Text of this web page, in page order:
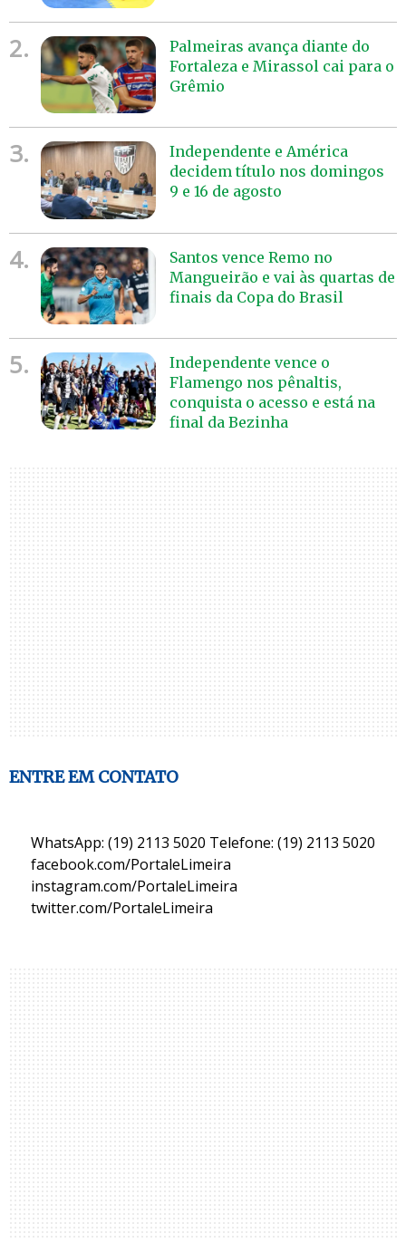
2.
Palmeiras avança diante do
Fortaleza e Mirassol cai para o
Grêmio
3.
Independente e América
decidem título nos domingos
9 e 16 de agosto
4.
Santos vence Remo no
Mangueirão e vai às quartas de
finais da Copa do Brasil
5.
Independente vence o
Flamengo nos pênaltis,
conquista o acesso e está na
final da Bezinha
ENTRE EM CONTATO
WhatsApp: (19) 2113 5020 Telefone: (19) 2113 5020
facebook.com/PortaleLimeira
instagram.com/PortaleLimeira
twitter.com/PortaleLimeira